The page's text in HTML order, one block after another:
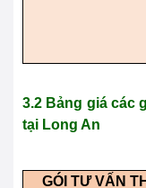
3.2 Bảng giá các
tại Long An
GÓI TƯ VẤN